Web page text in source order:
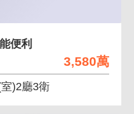
3,580萬
便利
)2廳3衛